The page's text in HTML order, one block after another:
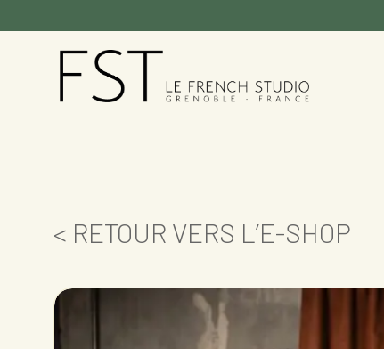
< RETOUR VERS L’E-SHOP